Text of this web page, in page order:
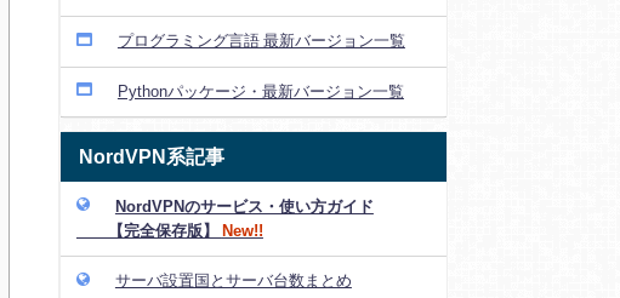
プログラミング言語 最新バージョン一覧
Pythonパッケージ・最新バージョン一覧
NordVPN系記事
NordVPNのサービス・使い方ガイド
【完全保存版】
New!!
サーバ設置国とサーバ台数まとめ